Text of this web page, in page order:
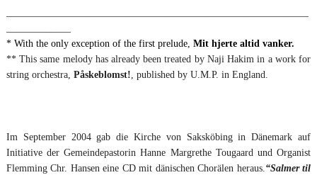
* With the only exception of the first prelude, Mit hjerte altid vanker.
** This same melody has already been treated by Naji Hakim in a work for
string orchestra, Påskeblomst!, published by U.M.P. in England.
Im September 2004 gab die Kirche von Saksköbing in Dänemark auf
Initiative der Gemeindepastorin Hanne Margrethe Tougaard und Organist
Flemming Chr. Hansen eine CD mit dänischen Chorälen heraus.“Salmer til